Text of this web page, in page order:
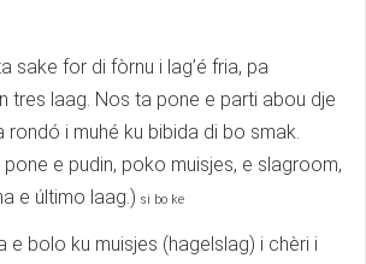
sake for di fòrnu i lag’é fria, pa
tres laag. Nos ta pone e parti abou dje
rondó i muhé ku bibida di bo smak.
e pudin, poko muisjes, e slagroom,
e último laag.) si bo ke
e bolo ku muisjes (hagelslag) i chèri i